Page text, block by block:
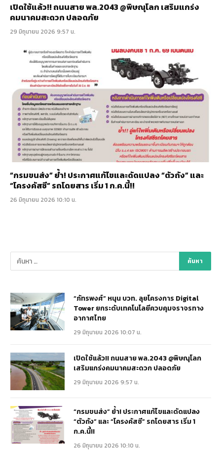
เปิดใช้แล้ว!! ถนนสาย พล.2043 @พิษณุโลก เสริมแกร่ง
คมนาคมสะดวก ปลอดภัย
29 มิถุนายน 2026 9:57 น.
“กรมขนส่ง” ย้ำ! ประกาศแก้ไขและดัดแปลง “ตัวถัง” และ
“โครงคัสซี” รถโดยสาร เริ่ม 1 ก.ค.นี้!!
26 มิถุนายน 2026 10:10 น.
“ภัทรพงศ์” หนุน บวท. ลุยโครงการ Digital
Tower ยกระดับเทคโนโลยีควบคุมจราจรทาง
อากาศไทย
29 มิถุนายน 2026 10:07 น.
เปิดใช้แล้ว!! ถนนสาย พล.2043 @พิษณุโลก
เสริมแกร่งคมนาคมสะดวก ปลอดภัย
29 มิถุนายน 2026 9:57 น.
“กรมขนส่ง” ย้ำ! ประกาศแก้ไขและดัดแปลง
“ตัวถัง” และ “โครงคัสซี” รถโดยสาร เริ่ม 1
ก.ค.นี้!!
26 มิถุนายน 2026 10:10 น.